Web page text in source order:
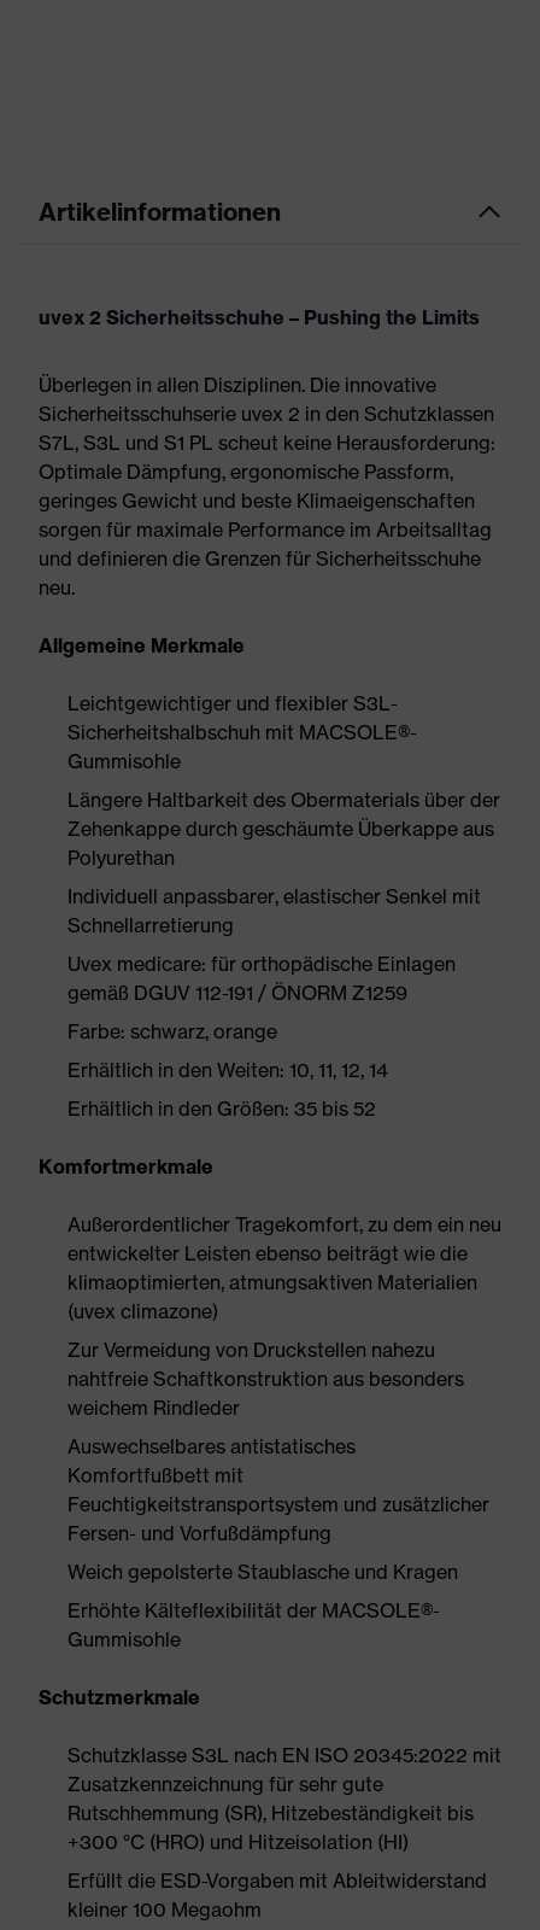
Artikelinformationen
uvex 2 Sicherheitsschuhe – Pushing the Limits
Überlegen in allen Disziplinen. Die innovative
Sicherheitsschuhserie uvex 2 in den Schutzklassen
S7L, S3L und S1 PL scheut keine Herausforderung:
Optimale Dämpfung, ergonomische Passform,
geringes Gewicht und beste Klimaeigenschaften
sorgen für maximale Performance im Arbeitsalltag
und definieren die Grenzen für Sicherheitsschuhe
neu.
Allgemeine Merkmale
Leichtgewichtiger und flexibler S3L-
Sicherheitshalbschuh mit MACSOLE®-
Gummisohle
Längere Haltbarkeit des Obermaterials über der
Zehenkappe durch geschäumte Überkappe aus
Polyurethan
Individuell anpassbarer, elastischer Senkel mit
Schnellarretierung
Uvex medicare: für orthopädische Einlagen
gemäß DGUV 112-191 / ÖNORM Z1259
Farbe: schwarz, orange
Erhältlich in den Weiten: 10, 11, 12, 14
Erhältlich in den Größen: 35 bis 52
Komfortmerkmale
Außerordentlicher Tragekomfort, zu dem ein neu
entwickelter Leisten ebenso beiträgt wie die
klimaoptimierten, atmungsaktiven Materialien
(uvex climazone)
Zur Vermeidung von Druckstellen nahezu
nahtfreie Schaftkonstruktion aus besonders
weichem Rindleder
Auswechselbares antistatisches
Komfortfußbett mit
Feuchtigkeitstransportsystem und zusätzlicher
Fersen- und Vorfußdämpfung
Weich gepolsterte Staublasche und Kragen
Erhöhte Kälteflexibilität der MACSOLE®-
Gummisohle
Schutzmerkmale
Schutzklasse S3L nach EN ISO 20345:2022 mit
Zusatzkennzeichnung für sehr gute
Rutschhemmung (SR), Hitzebeständigkeit bis
+300 °C (HRO) und Hitzeisolation (HI)
Erfüllt die ESD-Vorgaben mit Ableitwiderstand
kleiner 100 Megaohm